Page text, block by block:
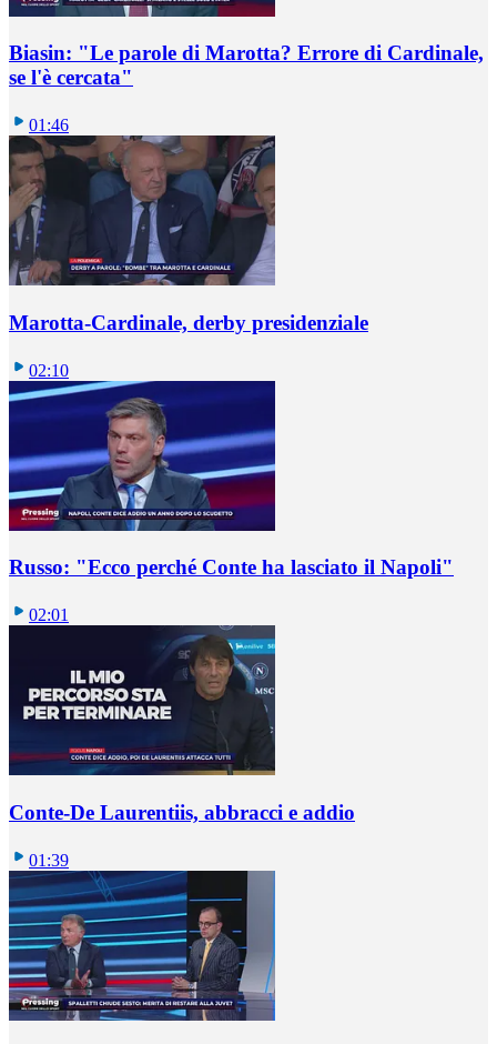
Biasin: "Le parole di Marotta? Errore di Cardinale,
se l'è cercata"
01:46
Marotta-Cardinale, derby presidenziale
02:10
Russo: "Ecco perché Conte ha lasciato il Napoli"
02:01
Conte-De Laurentiis, abbracci e addio
01:39